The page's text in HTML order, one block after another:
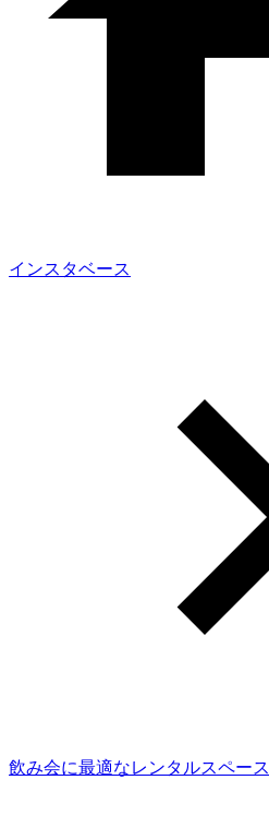
インスタベース
飲み会に最適なレンタルスペース